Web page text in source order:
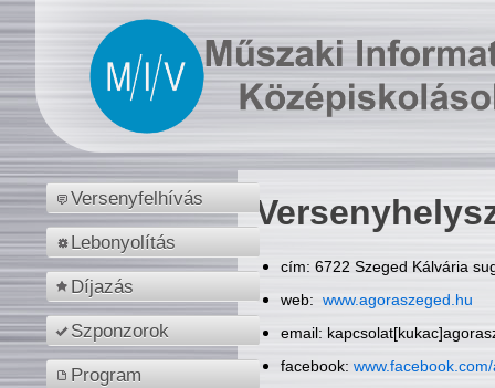
Versenyfelhívás
Lebonyolítás
Díjazás
Szponzorok
Program
cím: 6722 Szeged Kálvária
web: www.agoraszeged.hu
email:
facebook: